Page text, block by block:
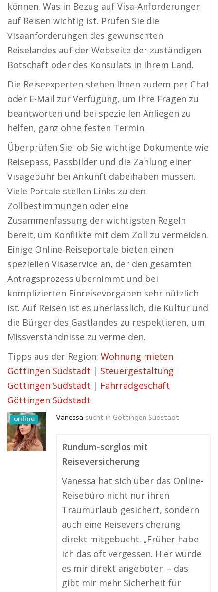
können. Was in Bezug auf Visa-Anforderungen
auf Reisen wichtig ist. Prüfen Sie die
Visaanforderungen des gewünschten
Reiselandes auf der Webseite der zuständigen
Botschaft oder des Konsulats in Ihrem Land.
Die Reiseexperten stehen Ihnen zudem per Chat
oder E-Mail zur Verfügung, um Ihre Fragen zu
beantworten und bei speziellen Anliegen zu
helfen, ganz ohne festen Termin.
Überprüfen Sie, ob Sie wichtige Dokumente wie
Reisepass, Passbilder und die Zahlung einer
Visagebühr bei Ankunft dabeihaben müssen.
Viele Portale stellen Links zu den
Zollbestimmungen oder eine
Zusammenfassung der wichtigsten Regeln
bereit, um Konflikte mit dem Zoll zu vermeiden.
Einige Online-Reiseportale bieten einen
speziellen Visaservice an, der den gesamten
Antragsprozess übernimmt und bei
komplizierten Einreisevorgaben sehr nützlich
ist. Auf Reisen ist es unerlässlich, die Kultur und
die Bürger des Gastlandes zu respektieren, um
Missverständnisse zu vermeiden.
Tipps aus der Region: Wohnung mieten
Göttingen Südstadt | Steuergestaltung
Göttingen Südstadt | Fahrradgeschäft
Göttingen Südstadt
online Vanessa sucht in Göttingen Südstadt
Rundum-sorglos mit
Reiseversicherung
Vanessa hat sich über das Online-
Reisebüro nicht nur ihren
Traumurlaub gesichert, sondern
auch eine Reiseversicherung
direkt mitgebucht. „Früher habe
ich das oft vergessen. Hier wurde
es mir direkt angeboten – das
gibt mir mehr Sicherheit für